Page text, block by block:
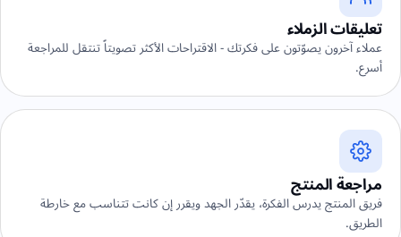
تعليقات الزملاء
عملاء آخرون يصوّتون على فكرتك - الاقتراحات الأكثر تصويتاً تنتقل للمراجعة
أسرع.
مراجعة المنتج
فريق المنتج يدرس الفكرة، يقدّر الجهد ويقرر إن كانت تتناسب مع خارطة
الطريق.